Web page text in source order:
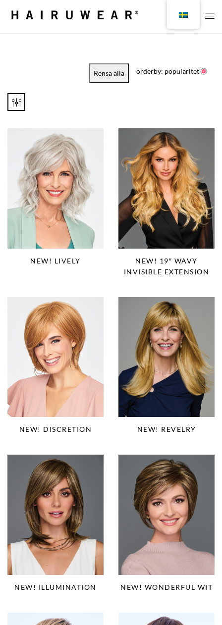
Rensa alla orderby: popularitet
NEW! LIVELY
NEW! 19″ WAVY
INVISIBLE EXTENSION
NEW! DISCRETION NEW! REVELRY
NEW! ILLUMINATION NEW! WONDERFUL WIT